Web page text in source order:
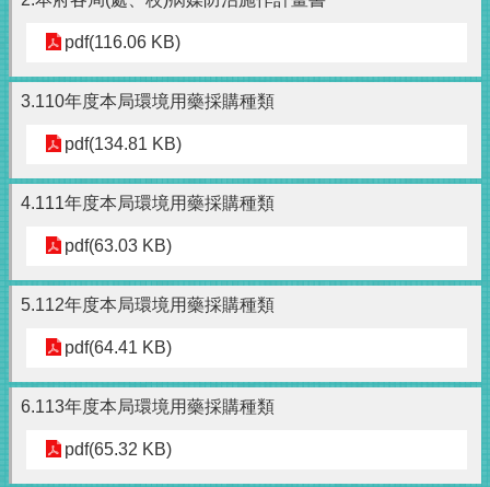
pdf(116.06 KB)
3.110年度本局環境用藥採購種類
pdf(134.81 KB)
4.111年度本局環境用藥採購種類
pdf(63.03 KB)
5.112年度本局環境用藥採購種類
pdf(64.41 KB)
6.113年度本局環境用藥採購種類
pdf(65.32 KB)